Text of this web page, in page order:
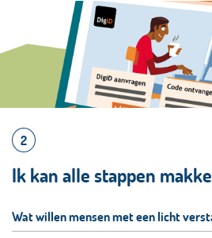
2
Ik kan alle stappen
Wat willen mensen met een licht